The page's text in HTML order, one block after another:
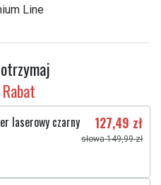
Line
laserowy czarny
127,49 zł
słowa 149,99 zł